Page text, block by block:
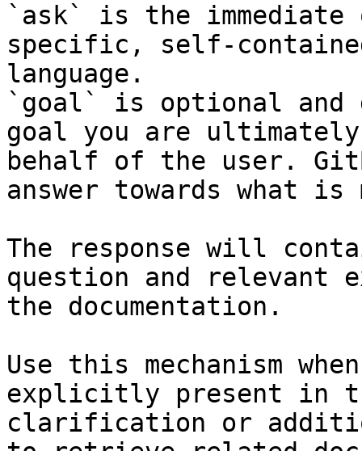
`ask` is the
specific, self-
language.
`goal` is optional and
goal you are
behalf of the user.
answer towards what
The response will
question and relevant
the documentation.
Use this mechanism
explicitly present in
clarification or